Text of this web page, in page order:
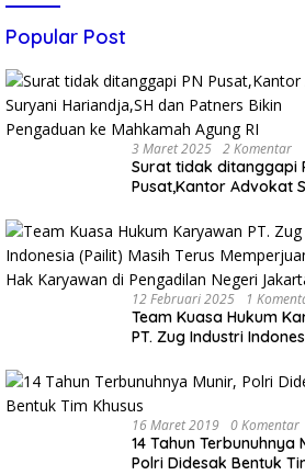
Popular Post
3 Maret 2025 2 Komentar
Surat tidak ditanggapi
Pusat,Kantor Advokat
Pengaduan ke
Agung RI
12 Februari 2025 1
Team Kuasa Hukum
PT. Zug Industri
Memperjuangkan Hak
Karyawan di
Jakarta Pusat
16 Maret 2019 0 Komentar
14 Tahun Terbunuhnya
Polri Didesak Bentuk